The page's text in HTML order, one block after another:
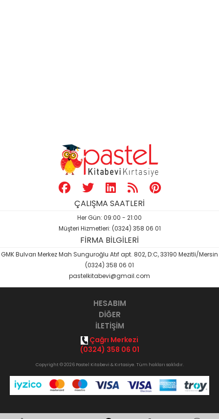
ÇALIŞMA SAATLERİ
Her Gün: 09:00 - 21:00
Müşteri Hizmetleri: (0324) 358 06 01
FİRMA BİLGİLERİ
GMK Bulvarı Merkez Mah Sunguroğlu Atıf apt. 802, D:C, 33190 Mezitli/Mersin
(0324) 358 06 01
pastelkitabevi@gmail.com
HESABIM
DİĞER
İLETİŞİM
Çağrı Merkezi
(0324) 358 06 01
Copyright © 2026 Pastel Kitabevi & Kırtasiye. Tüm hakları saklıdır.
B2B Yazılımı ile hazırlanmıştır.